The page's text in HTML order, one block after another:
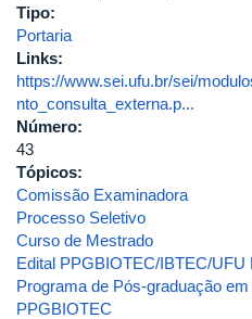
Tipo:
Portaria
Links:
https://www.sei.ufu.br/sei/
nto_consulta_externa.p...
Número:
43
Tópicos:
Comissão Examinadora
Processo Seletivo
Curso de Mestrado
Edital PPGBIOTEC/IBTEC/UFU
Programa de Pós-graduação
PPGBIOTEC